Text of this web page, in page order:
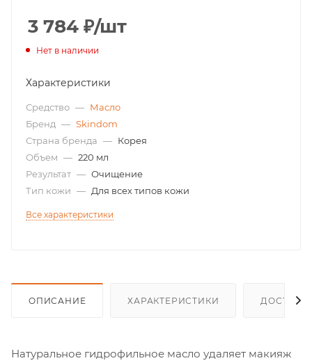
3 784 ₽/шт
Нет в наличии
Характеристики
Средство — Масло
Бренд — Skindom
Страна бренда — Корея
Объем — 220 мл
Результат — Очищение
Тип кожи — Для всех типов кожи
Все характеристики
ОПИСАНИЕ ХАРАКТЕРИСТИКИ
Натуральное гидрофильное масло удаляет макияж